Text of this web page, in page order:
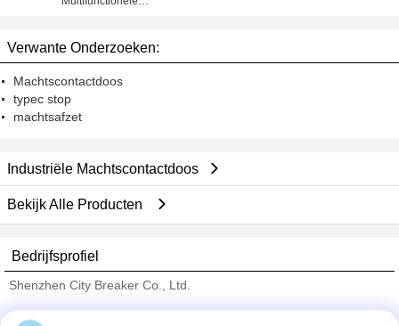
Verwante Onderzoeken:
Machtscontactdoos
typec stop
machtsafzet
Industriële Machtscontactdoos
Bekijk Alle Producten
Bedrijfsprofiel
Shenzhen City Breaker Co., Ltd.